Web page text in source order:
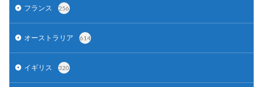
フランス 256
オーストラリア 614
イギリス 320